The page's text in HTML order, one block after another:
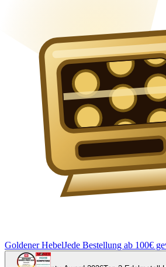
Goldener HebelJede Bestellung ab 100€